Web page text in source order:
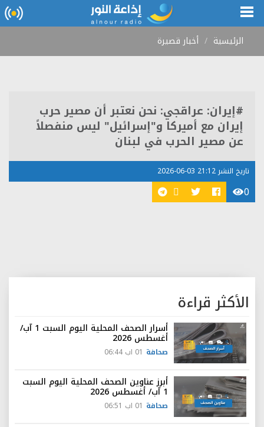
الرئيسية أخبار قصيرة
#إيران: عراقجي: نحن نعتبر أن مصير حرب
إيران مع أميركا و"إسرائيل" ليس منفصلاً
عن مصير الحرب في لبنان
تاريخ النشر 21:12 03-06-2026
0
الأكثر قراءة
أسرار الصحف المحلية اليوم السبت 1 آب/
أغسطس 2026
صحافة 01 اب 06:44
أبرز عناوين الصحف المحلية اليوم السبت
1 آب/ أغسطس 2026
صحافة 01 اب 06:51